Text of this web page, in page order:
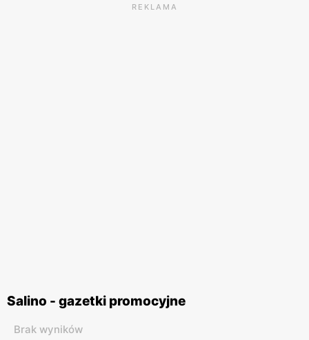
REKLAMA
Salino - gazetki promocyjne
Brak wyników